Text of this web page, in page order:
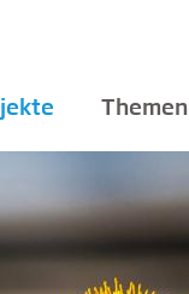
Themen